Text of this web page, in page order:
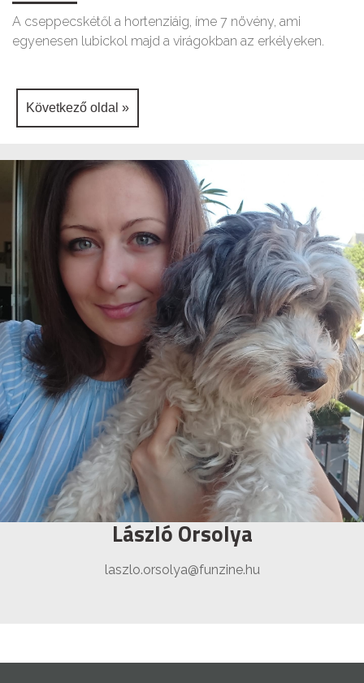
A cseppecskétől a hortenziáig, íme 7 növény, ami
egyenesen lubickol majd a virágokban az erkélyeken.
Következő oldal »
László Orsolya
laszlo.orsolya@funzine.hu